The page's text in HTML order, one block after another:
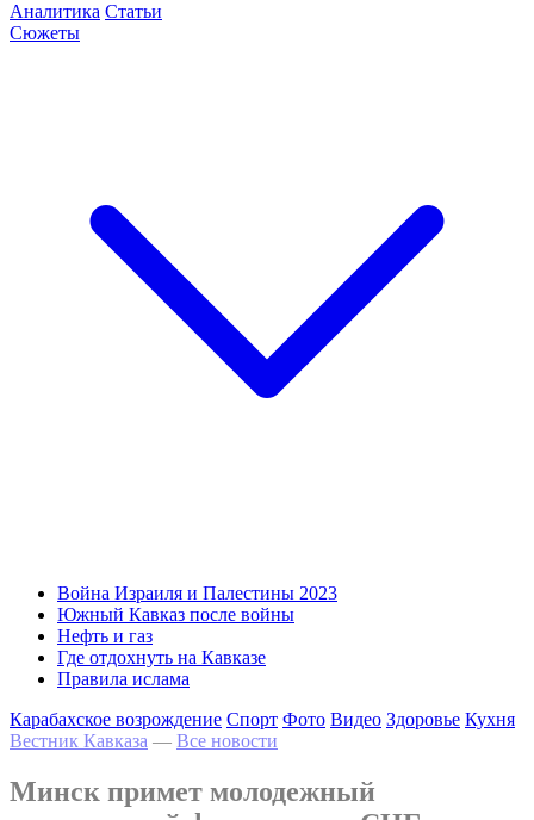
Аналитика Статьи
Сюжеты
Война Израиля и Палестины 2023
Южный Кавказ после войны
Нефть и газ
Где отдохнуть на Кавказе
Правила ислама
Карабахское возрождение Спорт Фото Видео Здоровье Кухня
Вестник Кавказа — Все новости
Минск примет молодежный